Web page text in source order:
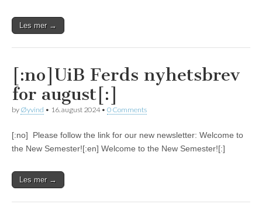
Les mer →
[:no]UiB Ferds nyhetsbrev
for august[:]
by Øyvind • 16. august 2024• 0 Comments
[:no] Please follow the link for our new newsletter: Welcome to
the New Semester![:en] Welcome to the New Semester![:]
Les mer →